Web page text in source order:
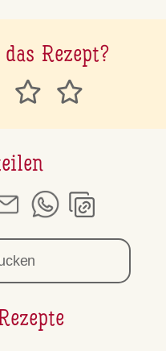
Rezept?